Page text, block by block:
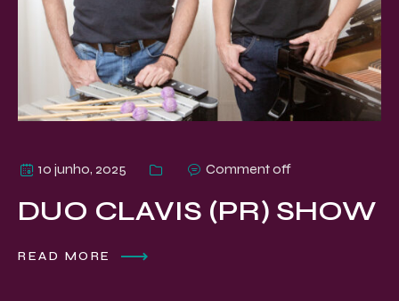
10 junho, 2025 Comment off
DUO CLAVIS (PR) SHOW
READ MORE